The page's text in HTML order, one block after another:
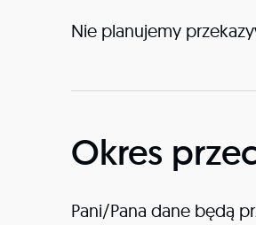
Nie planujemy
Okres
Pani/Pana dane będą